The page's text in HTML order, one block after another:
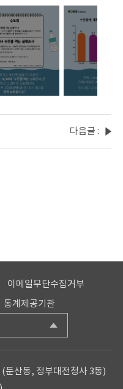
다음글 :
2025-
연결
이메일무단수집거부
통계제공기관
둔산동, 정부대전청사 3동)